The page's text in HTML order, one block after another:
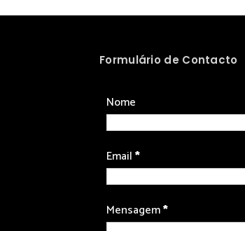
Formulário de Contacto
Nome
Email*
Mensagem*